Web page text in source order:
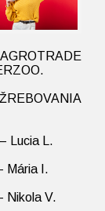
Lucia L.
Mária I.
Nikola V.